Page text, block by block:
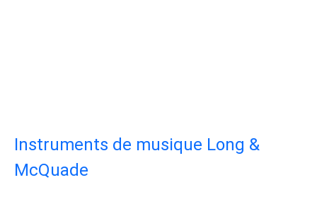
Instruments de musique Long &
McQuade